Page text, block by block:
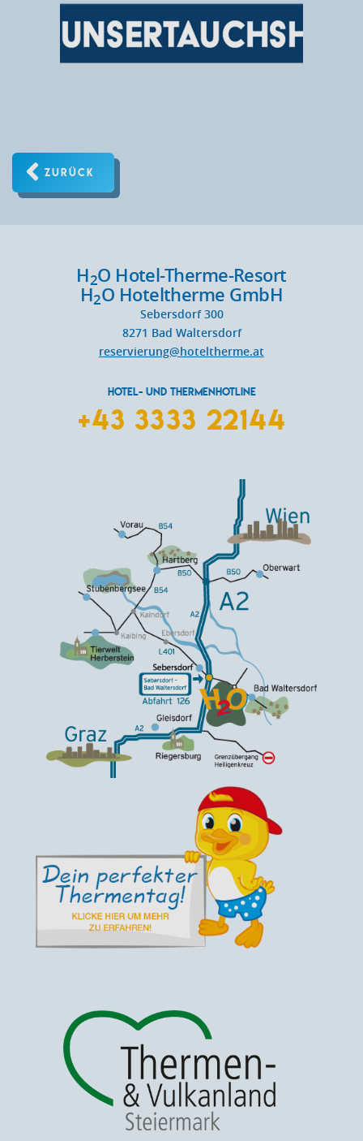
ZURÜCK
H2O Hotel-Therme-Resort
H2O Hoteltherme GmbH
Sebersdorf 300
8271 Bad Waltersdorf
reservierung@hoteltherme.at
HOTEL- UND THERMENHOTLINE
+43 3333 22144